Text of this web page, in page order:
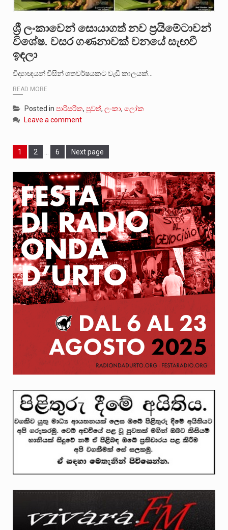
ශ්‍රී ලංකාවෙන් සොයාගත් නව ප්‍රයිමේටාවන්
විශේෂ. වසර ගණනාවක් වනයේ සැඟවී
ඉඳලා
විද්‍යාඥයන් විසින් ශතවර්ෂයකට වැඩි කාලයක්…
READ MORE
Posted in පාරිසරික, පුවත්, ලංකා, ලෝක
Leave a comment
Page
1 Page
2 Page
6 Next page